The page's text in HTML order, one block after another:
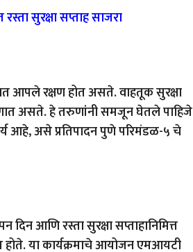
सुरक्षा सप्ताह साजरा
आपले रक्षण होत असते. वाहतूक सुरक्षा
असते. हे तरुणांनी समजून घेतले पाहिजे
आहे, असे प्रतिपादन पुणे परिमंडळ-५ चे
दिन आणि रस्ता सुरक्षा सप्ताहानिमित्त
होते. या कार्यक्रमाचे आयोजन एमआयटी